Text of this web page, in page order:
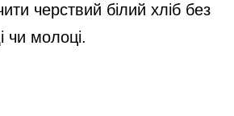
черствий білий хліб без
чи молоці.